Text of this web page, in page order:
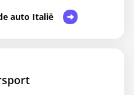
auto Italië